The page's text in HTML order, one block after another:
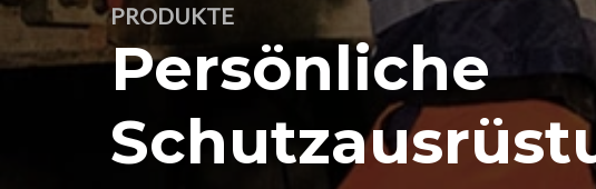
PRODUKTE
Persönliche